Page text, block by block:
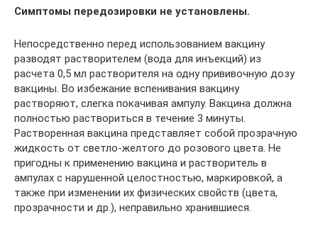
Симптомы передозировки не установлены.
Непосредственно перед использованием вакцину
разводят растворителем (вода для инъекций) из
расчета 0,5 мл растворителя на одну прививочную дозу
вакцины. Во избежание вспенивания вакцину
растворяют, слегка покачивая ампулу. Вакцина должна
полностью раствориться в течение 3 минуты.
Растворенная вакцина представляет собой прозрачную
жидкость от светло-желтого до розового цвета. Не
пригодны к применению вакцина и растворитель в
ампулах с нарушенной целостностью, маркировкой, а
также при изменении их физических свойств (цвета,
прозрачности и др.), неправильно хранившиеся.